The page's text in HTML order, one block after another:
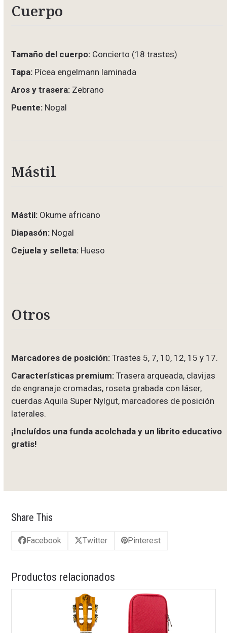
Cuerpo
Tamaño del cuerpo: Concierto (18 trastes)
Tapa: Pícea engelmann laminada
Aros y trasera: Zebrano
Puente: Nogal
Mástil
Mástil: Okume africano
Diapasón: Nogal
Cejuela y selleta: Hueso
Otros
Marcadores de posición: Trastes 5, 7, 10, 12, 15 y 17.
Características premium:Trasera arqueada, clavijas
de engranaje cromadas, roseta grabada con láser,
cuerdas Aquila Super Nylgut, marcadores de posición
laterales.
¡Incluídos una funda acolchada y un librito educativo
gratis!
Share This
Facebook Twitter Pinterest
Productos relacionados